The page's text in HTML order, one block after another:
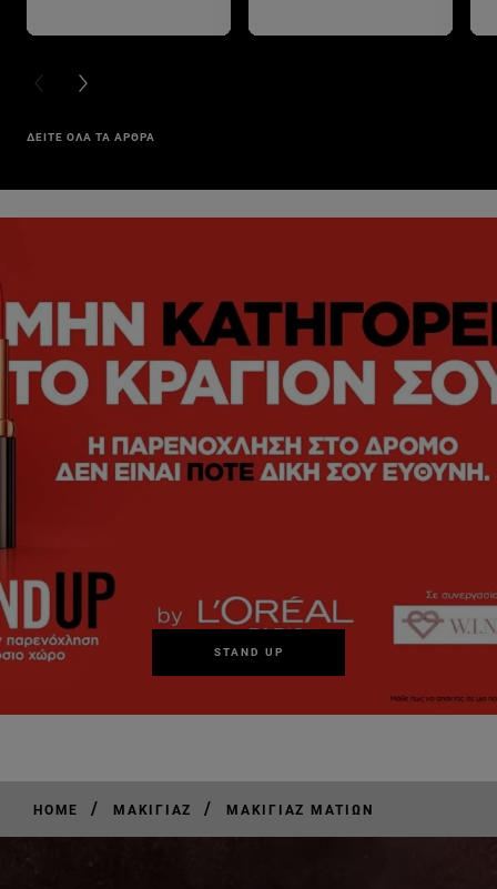
PREVIOUS CARD
NEXT CARD
ΔΕΙΤΕ ΟΛΑ ΤΑ ΑΡΘΡΑ
STAND UP
HOME / ΜΑΚΙΓΙΆΖ / ΜΑΚΙΓΙΆΖ ΜΑΤΙΏΝ